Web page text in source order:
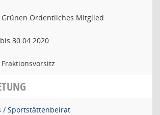
Ordentliches Mitglied
30.04.2020
Fraktionsvorsitz
/ Sportstättenbeirat